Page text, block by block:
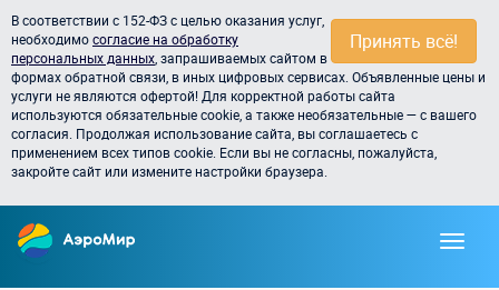
Принять всё!
В соответствии с 152-ФЗ с целью оказания услуг,
необходимосогласие на обработку
персональных данных , запрашиваемых сайтом в
формах обратной связи, в иных цифровых сервисах. Объявленные цены и
услуги не являются офертой! Для корректной работы сайта
используются обязательные cookie, а также необязательные — с вашего
согласия. Продолжая использование сайта, вы соглашаетесь с
применением всех типов cookie. Если вы не согласны, пожалуйста,
закройте сайт или измените настройки браузера.